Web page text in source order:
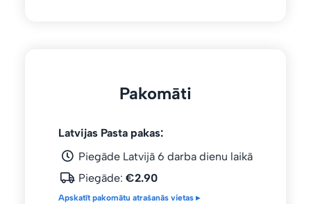
Pakomāti
Latvijas Pasta pakas:
Piegāde Latvijā 6 darba dienu laikā
Piegāde: €2.90
Apskatīt pakomātu atrašanās vietas ▸